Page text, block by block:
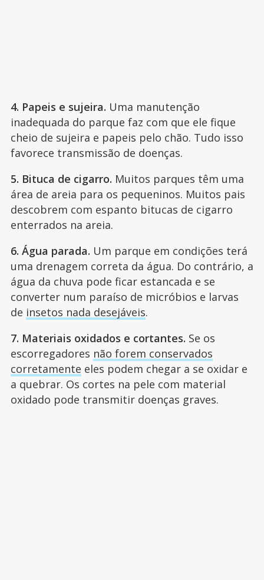
4. Papeis e sujeira. Uma manutenção
inadequada do parque faz com que ele fique
cheio de sujeira e papeis pelo chão. Tudo isso
favorece transmissão de doenças.
5. Bituca de cigarro. Muitos parques têm uma
área de areia para os pequeninos. Muitos pais
descobrem com espanto bitucas de cigarro
enterrados na areia.
6. Água parada. Um parque em condições terá
uma drenagem correta da água. Do contrário, a
água da chuva pode ficar estancada e se
converter num paraíso de micróbios e larvas
de insetos nada desejáveis.
7. Materiais oxidados e cortantes. Se os
escorregadores não forem conservados
corretamente eles podem chegar a se oxidar e
a quebrar. Os cortes na pele com material
oxidado pode transmitir doenças graves.